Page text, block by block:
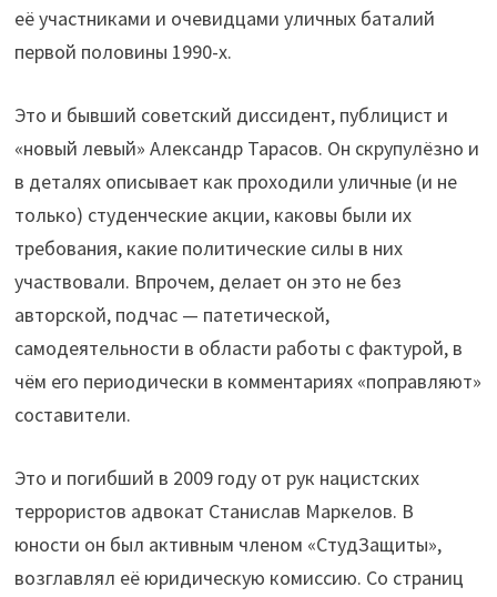
её участниками и очевидцами уличных баталий
первой половины 1990-х.
Это и бывший советский диссидент, публицист и
«новый левый» Александр Тарасов. Он скрупулёзно и
в деталях описывает как проходили уличные (и не
только) студенческие акции, каковы были их
требования, какие политические силы в них
участвовали. Впрочем, делает он это не без
авторской, подчас — патетической,
самодеятельности в области работы с фактурой, в
чём его периодически в комментариях «поправляют»
составители.
Это и погибший в 2009 году от рук нацистских
террористов адвокат Станислав Маркелов. В
юности он был активным членом «СтудЗащиты»,
возглавлял её юридическую комиссию. Со страниц